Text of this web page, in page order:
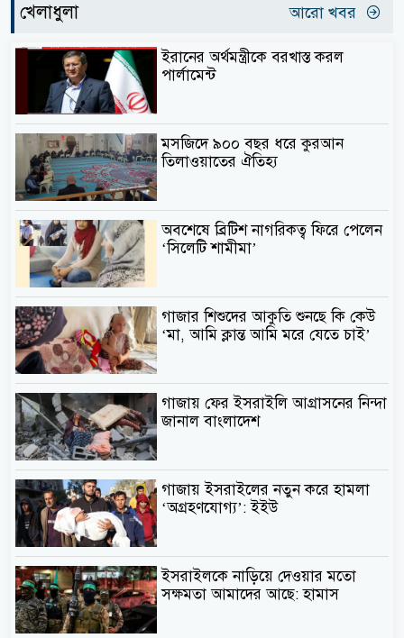
খেলাধুলা আরো খবর
ইরানের অর্থমন্ত্রীকে বরখাস্ত করল
পার্লামেন্ট
মসজিদে ৯০০ বছর ধরে কুরআন
তিলাওয়াতের ঐতিহ্য
অবশেষে ব্রিটিশ নাগরিকত্ব ফিরে পেলেন
‘সিলেটি শামীমা’
গাজার শিশুদের আকুতি শুনছে কি কেউ
‘মা, আমি ক্লান্ত আমি মরে যেতে চাই’
গাজায় ফের ইসরাইলি আগ্রাসনের নিন্দা
জানাল বাংলাদেশ
গাজায় ইসরাইলের নতুন করে হামলা
‘অগ্রহণযোগ্য’: ইইউ
ইসরাইলকে নাড়িয়ে দেওয়ার মতো
সক্ষমতা আমাদের আছে: হামাস